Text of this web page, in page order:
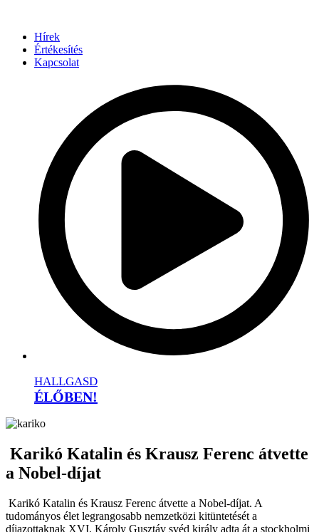
Hírek
Értékesítés
Kapcsolat
HALLGASD
ÉLŐBEN!
Karikó Katalin és Krausz Ferenc átvette
a Nobel-díjat
Karikó Katalin és Krausz Ferenc átvette a Nobel-díjat. A
tudományos élet legrangosabb nemzetközi kitüntetését a
díjazottaknak XVI. Károly Gusztáv svéd király adta át a stockholmi